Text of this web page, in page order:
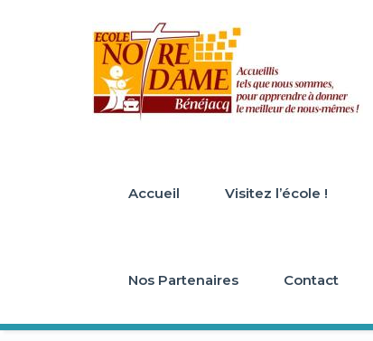
Accueil Visitez l’école !
Nos Partenaires Contact